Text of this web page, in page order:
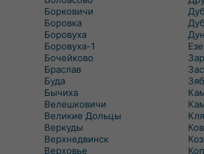
Борковичи
Боровка
Боровуха
Боровуха-1
Бочейково
Браслав
Буда
Бычиха
Велешковичи
Великие Дольцы
Веркуды
Верхнедвинск
Верховье